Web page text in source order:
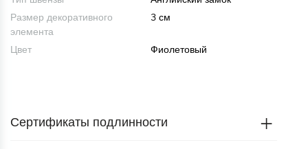
Размер декоративного
элемента
3 см
Цвет Фиолетовый
Сертификаты подлинности